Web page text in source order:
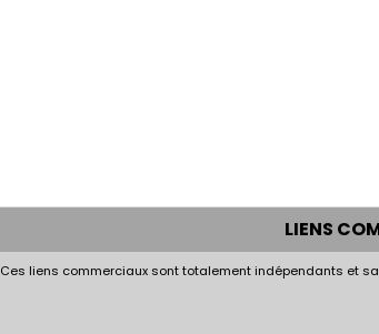
LIENS
Ces liens commerciaux sont totalement indépendants et